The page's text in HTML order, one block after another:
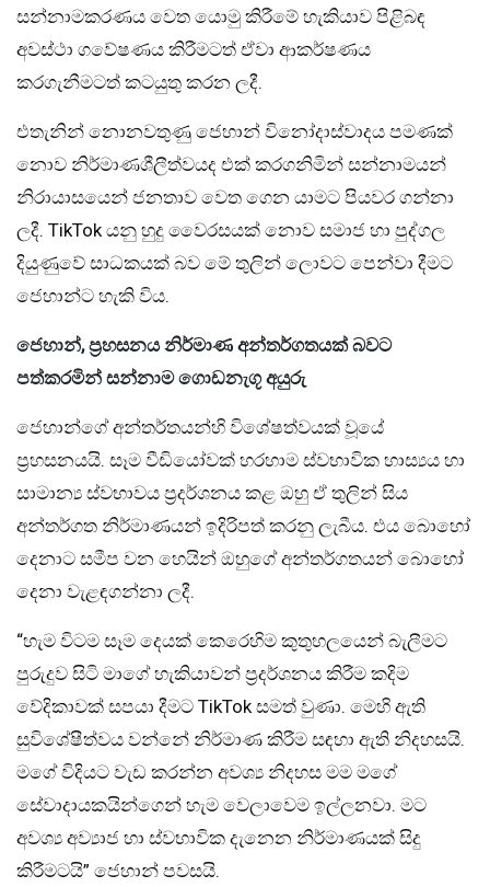
සන්නාමකරණය වෙත යොමු කිරීමේ හැකියාව පිළිබඳ
අවස්ථා ගවේෂණය කිරීමටත් ඒවා ආකර්ෂණය
කරගැනීමටත් කටයුතු කරන ලදී.
එතැනින් නොනවතුණු ජෙහාන් විනෝදාස්වාදය පමණක්
නොව නිර්මාණශීලීත්වයද එක් කරගනිමින් සන්නාමයන්
නිරායාසයෙන් ජනතාව වෙත ගෙන යාමට පියවර ගන්නා
ලදී. TikTok යනු හුදු වෛරසයක් නොව සමාජ හා පුද්ගල
දියුණුවේ සාධකයක් බව මේ තුලින් ලොවට පෙන්වා දීමට
ජෙහාන්ට හැකි විය.
ජෙහාන්, ප්‍රහසනය නිර්මාණ අන්තර්ගතයක් බවට
පත්කරමින් සන්නාම ගොඩනැගූ අයුරු
ජෙහාන්ගේ අන්තර්තයන්හි විශේෂත්වයක් වූයේ
ප්‍රහසනයයි. සෑම වීඩියෝවක් හරහාම ස්වභාවික හාස්‍යය හා
සාමාන්‍ය ස්වභාවය ප්‍රදර්ශනය කළ ඔහු ඒ තුලින් සිය
අන්තර්ගත නිර්මාණයන් ඉදිරිපත් කරනු ලැබීය. එය බොහෝ
දෙනාට සමීප වන හෙයින් ඔහුගේ අන්තර්ගතයන් බොහෝ
දෙනා වැළඳගන්නා ලදී.
“හැම විටම සෑම දෙයක් කෙරෙහිම කුතුහලයෙන් බැලීමට
පුරුදුව සිටි මාගේ හැකියාවන් ප්‍රදර්ශනය කිරීම කදිම
වේදිකාවක් සපයා දීමට TikTok සමත් වුණා. මෙහි ඇති
සුවිශේෂීත්වය වන්නේ නිර්මාණ කිරීම සඳහා ඇති නිදහසයි.
මගේ විදියට වැඩ කරන්න අවශ්‍ය නිදහස මම මගේ
සේවාදායකයින්ගෙන් හැම වෙලාවෙම ඉල්ලනවා. මට
අවශ්‍ය අව්‍යාජ හා ස්වභාවික දැනෙන නිර්මාණයක් සිදු
කිරීමටයි” ජෙහාන් පවසයි.